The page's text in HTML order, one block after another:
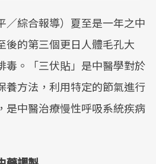
／綜合報導）夏至是一年之中
後的第三個更日人體毛孔大
毒。「三伏貼」是中醫學對於
養方法，利用特定的節氣進行
是中醫治療慢性呼吸系統疾病